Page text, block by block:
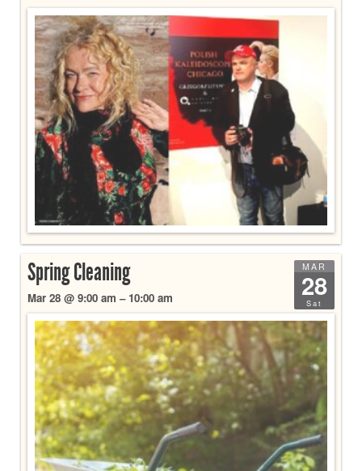
MAR
28
Sat
Spring Cleaning
Mar 28 @ 9:00 am – 10:00 am